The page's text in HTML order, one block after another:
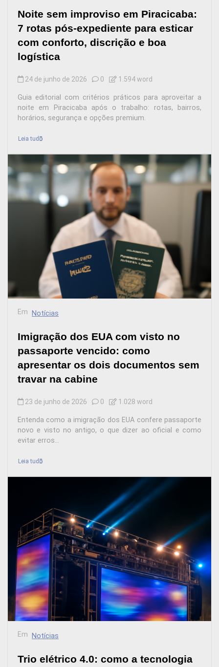
Noite sem improviso em Piracicaba:
7 rotas pós-expediente para esticar
com conforto, discrição e boa
logística
24 de junho de 2026 0 1.594 word
Guia editorial com critérios práticos para aproveitar a
noite em Piracicaba após o trabalho: rotas, bairros,
horários, segurança e opções premium.
Leia tudo
Em Notícias
Imigração dos EUA com visto no
passaporte vencido: como
apresentar os dois documentos sem
travar na cabine
23 de junho de 2026 0 1.028 word
Entenda como a imigração dos EUA confere passaporte
novo e visto no antigo, o que dizer ao oficial e como
evitar erros...
Leia tudo
Em Notícias
Trio elétrico 4.0: como a tecnologia